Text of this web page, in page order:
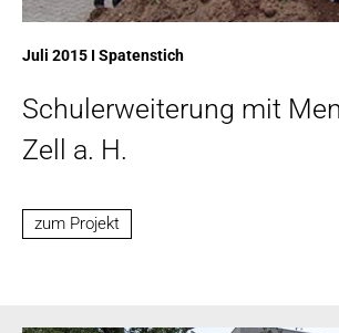
Juli 2015 I Spatenstich
Schulerweiterung mit
Zell a. H.
zum Projekt